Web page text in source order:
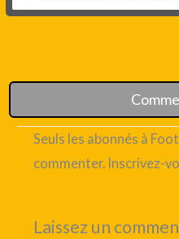
Seuls les abonnés à
commenter. Inscrivez-
Laissez un